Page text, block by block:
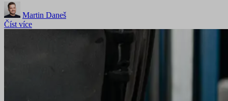
Martin Daneš
Číst více